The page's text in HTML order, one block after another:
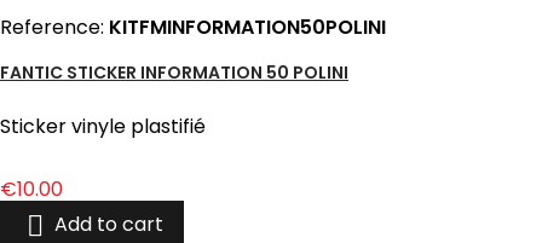
Reference: KITFMINFORMATION50POLINI
FANTIC STICKER INFORMATION 50 POLINI
Sticker vinyle plastifié
Price
€10.00
 Add to cart